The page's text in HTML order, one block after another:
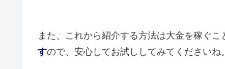
また、これから紹介する方法は大金を稼ぐこ
すので、安心してお試ししてみてくださいね。